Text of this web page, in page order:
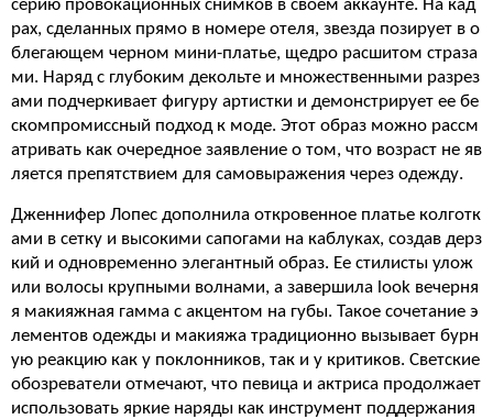
серию провокационных снимков в своем аккаунте. На кад
рах, сделанных прямо в номере отеля, звезда позирует в о
блегающем черном мини-платье, щедро расшитом страза
ми. Наряд с глубоким декольте и множественными разрез
ами подчеркивает фигуру артистки и демонстрирует ее бе
скомпромиссный подход к моде. Этот образ можно рассм
атривать как очередное заявление о том, что возраст не яв
ляется препятствием для самовыражения через одежду.
Дженнифер Лопес дополнила откровенное платье колготк
ами в сетку и высокими сапогами на каблуках, создав дерз
кий и одновременно элегантный образ. Ее стилисты улож
или волосы крупными волнами, а завершила look вечерня
я макияжная гамма с акцентом на губы. Такое сочетание э
лементов одежды и макияжа традиционно вызывает бурн
ую реакцию как у поклонников, так и у критиков. Светские
обозреватели отмечают, что певица и актриса продолжает
использовать яркие наряды как инструмент поддержания